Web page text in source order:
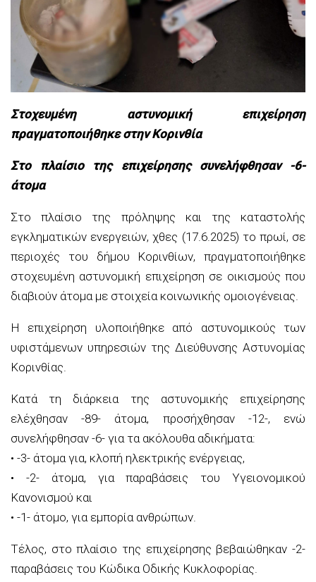
Στοχευμένη αστυνομική επιχείρηση
πραγματοποιήθηκε στην Κορινθία
Στο πλαίσιο της επιχείρησης συνελήφθησαν -6-
άτομα
Στο πλαίσιο της πρόληψης και της καταστολής
εγκληματικών ενεργειών, χθες (17.6.2025) το πρωί, σε
περιοχές του δήμου Κορινθίων, πραγματοποιήθηκε
στοχευμένη αστυνομική επιχείρηση σε οικισμούς που
διαβιούν άτομα με στοιχεία κοινωνικής ομοιογένειας.
Η επιχείρηση υλοποιήθηκε από αστυνομικούς των
υφιστάμενων υπηρεσιών της Διεύθυνσης Αστυνομίας
Κορινθίας.
Κατά τη διάρκεια της αστυνομικής επιχείρησης
ελέχθησαν -89- άτομα, προσήχθησαν -12-, ενώ
συνελήφθησαν -6- για τα ακόλουθα αδικήματα:
• -3- άτομα για, κλοπή ηλεκτρικής ενέργειας,
• -2- άτομα, για παραβάσεις του Υγειονομικού
Κανονισμού και
• -1- άτομο, για εμπορία ανθρώπων.
Τέλος, στο πλαίσιο της επιχείρησης βεβαιώθηκαν -2-
παραβάσεις του Κώδικα Οδικής Κυκλοφορίας.